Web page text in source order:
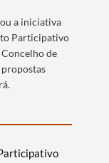
a iniciativa
Participativo
de